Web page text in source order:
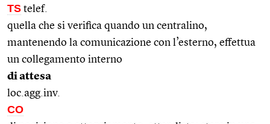
TS telef.
quella che si verifica quando un centralino,
mantenendo la comunicazione con l’esterno, effettua
un collegamento interno
di attesa
loc.agg.inv.
CO